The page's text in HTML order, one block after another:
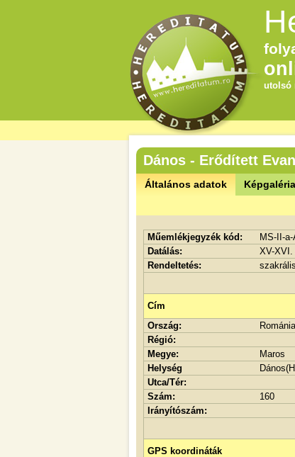
utolsó
Dános - Erődített
Általános adatok Képgaléria
Műemlékjegyzék kód:
MS-II-
Datálás:
XV-XVI.
Rendeltetés:
Cím
Ország:
Románia
Régió:
Megye:
Maros
Helység
Utca/Tér:
Szám:
160
Irányítószám:
GPS koordináták